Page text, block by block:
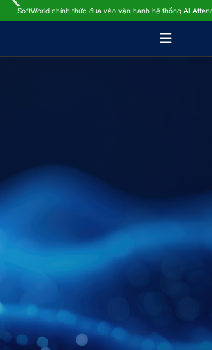
SoftWorld chính thức đưa vào vận hành hệ thống AI